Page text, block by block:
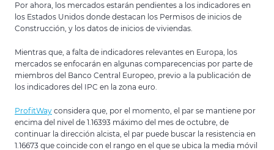
Por ahora, los mercados estarán pendientes a los indicadores en
los Estados Unidos donde destacan los Permisos de inicios de
Construcción, y los datos de inicios de viviendas.
Mientras que, a falta de indicadores relevantes en Europa, los
mercados se enfocarán en algunas comparecencias por parte de
miembros del Banco Central Europeo, previo a la publicación de
los indicadores del IPC en la zona euro.
ProfitWay considera que, por el momento, el par se mantiene por
encima del nivel de 1.16393 máximo del mes de octubre, de
continuar la dirección alcista, el par puede buscar la resistencia en
1.16673 que coincide con el rango en el que se ubica la media móvil